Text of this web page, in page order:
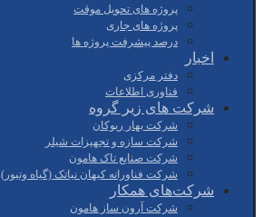
پروژه های تحویل موقت
پروژه های جاری
درصد پیشرفت پروژه ها
اخبار
دفتر مرکزی
فناوری اطلاعات
شرکت های زیر گروه
شرکت بهار ریوکان
شرکت سازه و تجهیزات شیلر
شرکت صنایع تاک هامون
شرکت فناورانه کیهان نیاتک (گیاه وتیور)
شرکت‌های همکار
شرکت آرون ساز هامون